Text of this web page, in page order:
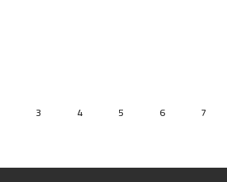
3 4 5 6 7